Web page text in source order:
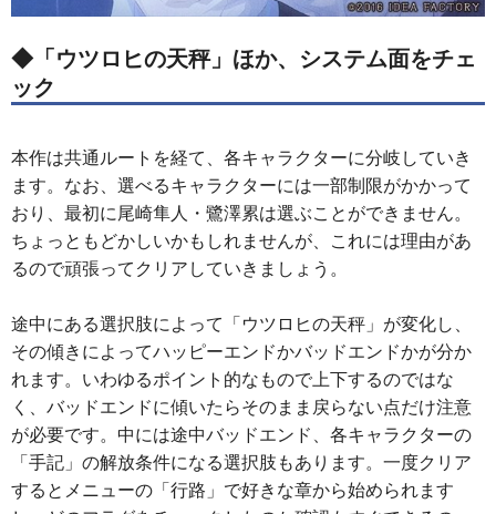
◆「ウツロヒの天秤」ほか、システム面をチェ
ック
本作は共通ルートを経て、各キャラクターに分岐していき
ます。なお、選べるキャラクターには一部制限がかかって
おり、最初に尾崎隼人・鷺澤累は選ぶことができません。
ちょっともどかしいかもしれませんが、これには理由があ
るので頑張ってクリアしていきましょう。
途中にある選択肢によって「ウツロヒの天秤」が変化し、
その傾きによってハッピーエンドかバッドエンドかが分か
れます。いわゆるポイント的なもので上下するのではな
く、バッドエンドに傾いたらそのまま戻らない点だけ注意
が必要です。中には途中バッドエンド、各キャラクターの
「手記」の解放条件になる選択肢もあります。一度クリア
するとメニューの「行路」で好きな章から始められます